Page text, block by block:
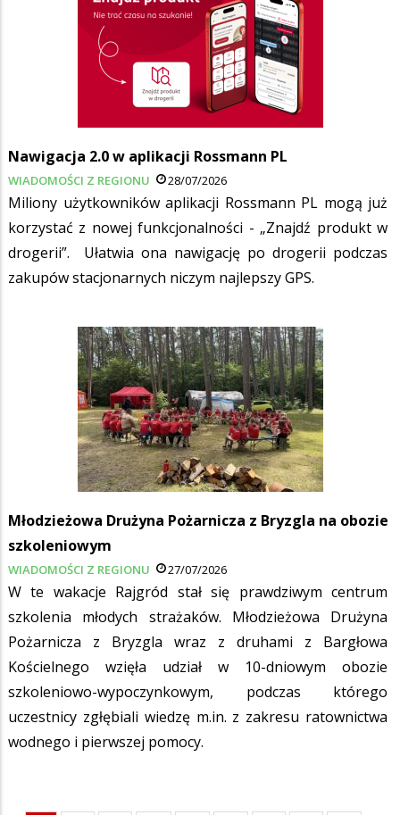
Nawigacja 2.0 w aplikacji Rossmann PL
WIADOMOŚCI Z REGIONU 28/07/2026
Miliony użytkowników aplikacji Rossmann PL mogą już
korzystać z nowej funkcjonalności - „Znajdź produkt w
drogerii”. Ułatwia ona nawigację po drogerii podczas
zakupów stacjonarnych niczym najlepszy GPS.
Młodzieżowa Drużyna Pożarnicza z Bryzgla na obozie
szkoleniowym
WIADOMOŚCI Z REGIONU 27/07/2026
W te wakacje Rajgród stał się prawdziwym centrum
szkolenia młodych strażaków. Młodzieżowa Drużyna
Pożarnicza z Bryzgla wraz z druhami z Bargłowa
Kościelnego wzięła udział w 10-dniowym obozie
szkoleniowo-wypoczynkowym, podczas którego
uczestnicy zgłębiali wiedzę m.in. z zakresu ratownictwa
wodnego i pierwszej pomocy.